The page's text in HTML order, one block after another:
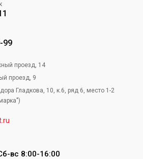
99
проезд, 14
проезд, 9
Гладкова, 10, к.6, ряд 6, место 1-2
вс 8:00-16:00